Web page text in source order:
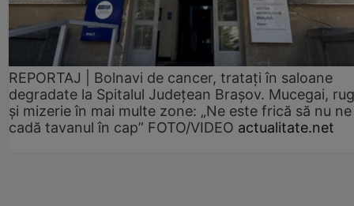
REPORTAJ | Bolnavi de cancer, tratați în saloane
degradate la Spitalul Județean Brașov. Mucegai,
și mizerie în mai multe zone: „Ne este frică să nu ne
cadă tavanul în cap” FOTO/VIDEO actualitate.net